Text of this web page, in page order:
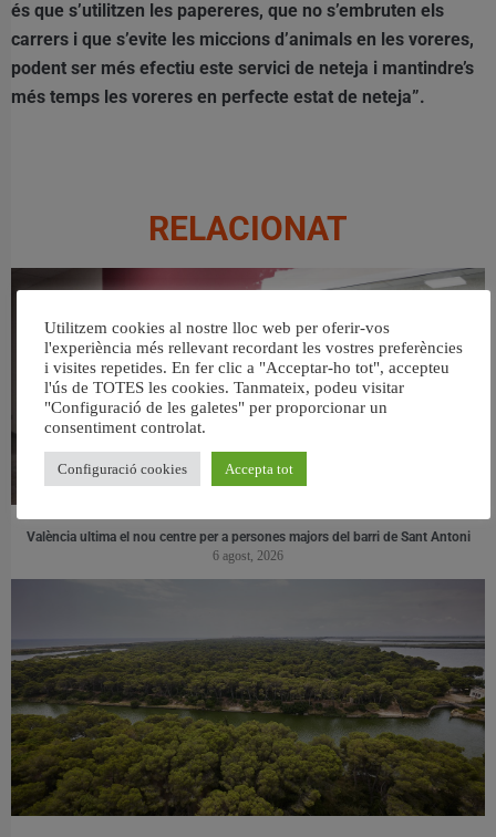
és que s’utilitzen les papereres, que no s’embruten els
carrers i que s’evite les miccions d’animals en les voreres,
podent ser més efectiu este servici de neteja i mantindre’s
més temps les voreres en perfecte estat de neteja”.
RELACIONAT
València ultima el nou centre per a persones majors del barri de Sant Antoni
6 agost, 2026
Utilitzem cookies al nostre lloc web per oferir-vos
l'experiència més rellevant recordant les vostres preferències
i visites repetides. En fer clic a "Acceptar-ho tot", accepteu
l'ús de TOTES les cookies. Tanmateix, podeu visitar
"Configuració de les galetes" per proporcionar un
consentiment controlat.
Configuració cookies Accepta tot